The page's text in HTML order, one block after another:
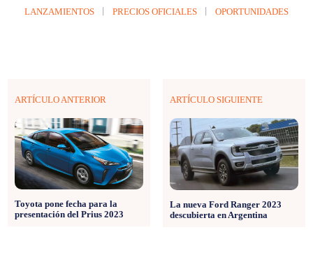
LANZAMIENTOS PRECIOS OFICIALES OPORTUNIDADES
ARTÍCULO ANTERIOR
Toyota pone fecha para la
presentación del Prius 2023
ARTÍCULO SIGUIENTE
La nueva Ford Ranger 2023
descubierta en Argentina